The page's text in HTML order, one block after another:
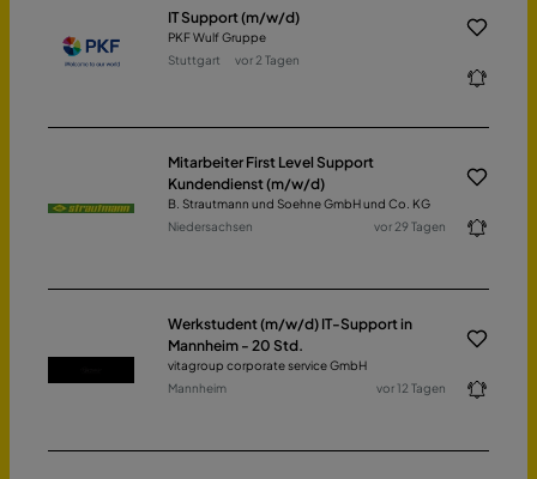
IT Support (m/w/d)
PKF Wulf Gruppe
Stuttgart
vor 2 Tagen
Mitarbeiter First Level Support
Kundendienst (m/w/d)
B. Strautmann und Soehne GmbH und Co. KG
Niedersachsen
vor 29 Tagen
Werkstudent (m/w/d) IT-Support in
Mannheim - 20 Std.
vitagroup corporate service GmbH
Mannheim
vor 12 Tagen